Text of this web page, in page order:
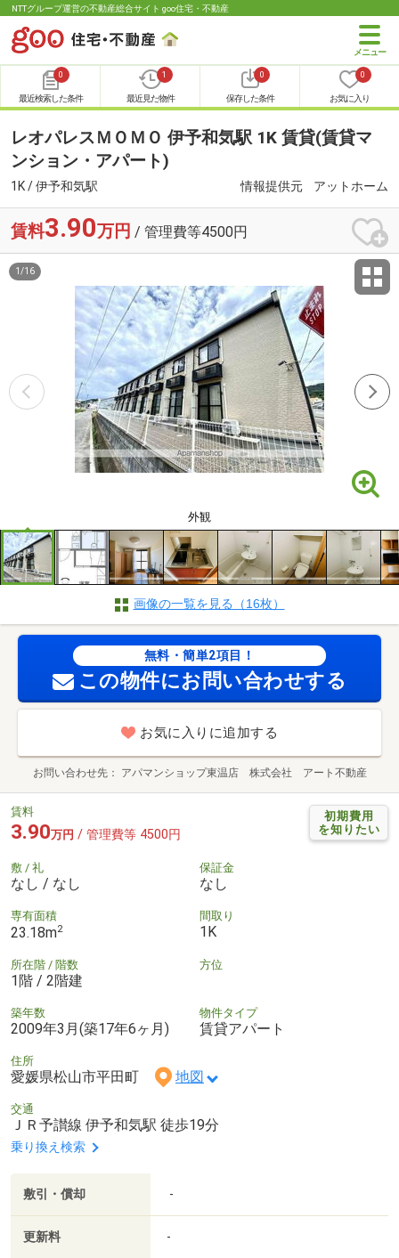
NTTグループ運営の不動産総合サイト goo住宅・不動産
0
最近検索した条件
1
最近見た物件
0
保存した条件
0
お気に入り
レオパレスＭＯＭＯ 伊予和気駅 1K 賃貸(賃貸マ
ンション・アパート)
1K / 伊予和気駅 情報提供元 アットホーム
賃料3.90万円 / 管理費等4500円
外観
1 /16
画像の一覧を見る（16枚）
無料・簡単2項目！
この物件にお問い合わせする
お気に入りに追加する
お問い合わせ先 アパマンショップ東温店 株式会社 アート不動産
初期費用
を知りたい
賃料
3.90万円 / 管理費等 4500円
敷 / 礼
なし / なし
保証金
なし
専有面積
23.18m2
間取り
1K
所在階 / 階数
1階 / 2階建
方位
築年数
2009年3月(築17年6ヶ月)
物件タイプ
賃貸アパート
住所
愛媛県松山市平田町 地図
交通
ＪＲ予讃線 伊予和気駅 徒歩19分
乗り換え検索
敷引・償却 -
更新料 -